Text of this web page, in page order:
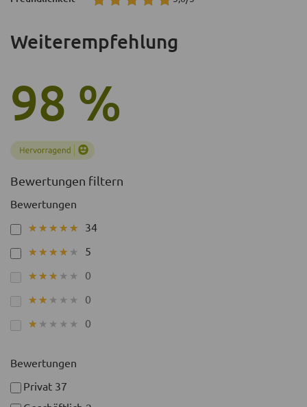
Weiterempfehlung
98 %
Bewertungen filtern
Bewertungen
★★★★★
★★★★★ 34
★★★★★
★★★★★ 5
★★★★★
★★★★★ 0
★★★★★
★★★★★ 0
★★★★★
★★★★★ 0
Bewertungen
Privat 37